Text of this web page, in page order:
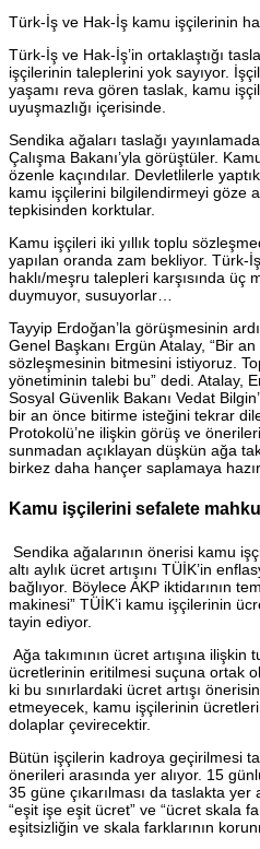
Türk-İş ve Hak-İş kamu işçilerinin
Türk-İş ve Hak-İş’in ortaklaştığı
işçilerinin taleplerini yok sayıyor.
yaşamı reva gören taslak, kamu
uyuşmazlığı içerisinde.
Sendika ağaları taslağı
Çalışma Bakanı’yla görüştüler.
özenle kaçındılar. Devletlilerle
kamu işçilerini bilgilendirmeyi göze
tepkisinden korktular.
Kamu işçileri iki yıllık toplu
yapılan oranda zam bekliyor. Türk-
haklı/meşru talepleri karşısında üç
duymuyor, susuyorlar…
Tayyip Erdoğan’la görüşmesinin
Genel Başkanı Ergün Atalay, “Bir
sözleşmesinin bitmesini istiyoruz.
yönetiminin talebi bu” dedi. Atalay,
Sosyal Güvenlik Bakanı Vedat
bir an önce bitirme isteğini tekrar
Protokolü’ne ilişkin görüş ve
sunmadan açıklayan düşkün ağa
birkez daha hançer saplamaya
Kamu işçilerini sefalete
Sendika ağalarının önerisi kamu
altı aylık ücret artışını TÜİK’in
bağlıyor. Böylece AKP iktidarının
makinesi” TÜİK’i kamu işçilerinin
tayin ediyor.
Ağa takımının ücret artışına
ücretlerinin eritilmesi suçuna ortak
ki bu sınırlardaki ücret artışı
etmeyecek, kamu işçilerinin
dolaplar çevirecektir.
Bütün işçilerin kadroya geçirilmesi
önerileri arasında yer alıyor. 15
35 güne çıkarılması da taslakta yer
“eşit işe eşit ücret” ve “ücret skala
eşitsizliğin ve skala farklarının